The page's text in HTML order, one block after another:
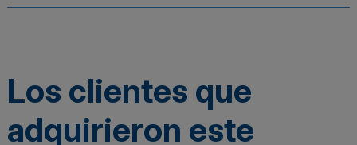
Los clientes que
adquirieron este